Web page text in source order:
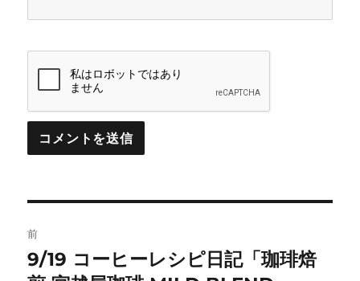
稿
前
前
9/19 コーヒーレシピ日記「珈琲焙